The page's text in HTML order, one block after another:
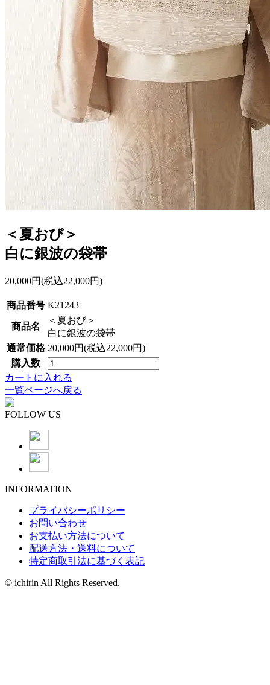
＜夏おび＞
白に銀波の袋帯
20,000円(税込22,000円)
商品番号 K21243
商品名
＜夏おび＞
白に銀波の袋帯
通常価格 20,000円(税込22,000円)
購入数
カートに入れる
一覧ページへ戻る
FOLLOW US
INFORMATION
プライバシーポリシー
お問い合わせ
お支払い方法について
配送方法・送料について
特定商取引法に基づく表記
© ichirin All Rights Reserved.